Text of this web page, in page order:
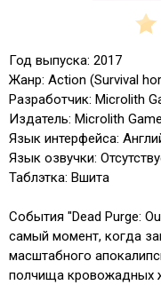
Год выпуска: 2017
Жанр: Action (Survival
Разработчик: Microlith
Издатель: Microlith
Язык интерфейса:
Язык озвучки:
Таблэтка: Вшита
События "Dead Purge:
самый момент, когда
масштабного
полчища кровожадных